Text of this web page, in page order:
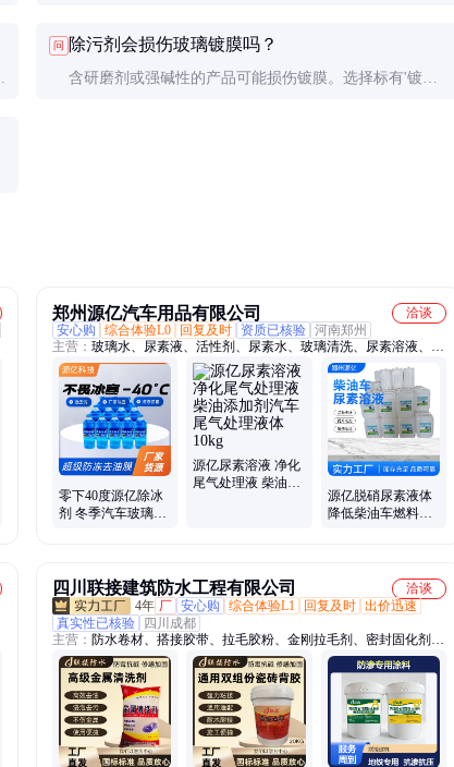
问 除污剂会损伤玻璃镀膜吗？
含研磨剂或强碱性的产品可能损伤镀膜。选择标有'镀膜
郑州源亿汽车用品有限公司
洽谈
安心购
综合体验L0 回复及时 资质已核验 河南郑州
主营： 玻璃水、尿素液、活性剂、尿素水、玻璃清洗、尿素溶液、尾
气处理液、高纯度车用尿素
零下40度源亿除冰
剂 冬季汽车玻璃表
源亿尿素溶液 净化
尾气处理液 柴油添
源亿脱硝尿素液体
降低柴油车燃料消
四川联接建筑防水工程有限公司
洽谈
4年 厂 安心购 综合体验L1 回复及时 出价迅速
真实性已核验
四川成都
主营： 防水卷材、搭接胶带、拉毛胶粉、金刚拉毛剂、密封固化剂、
高分子丙纶、防水胶防水涂料